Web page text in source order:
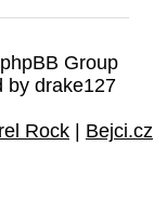
Group
by drake127
Rock
Bejci.cz